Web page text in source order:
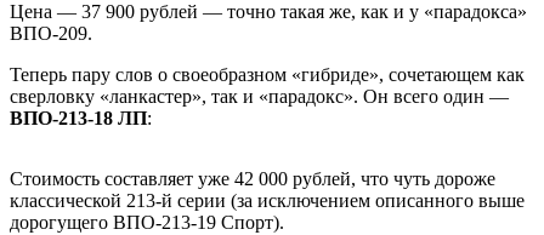
Цена — 37 900 рублей — точно такая же, как и у «парадокса»
ВПО-209.
Теперь пару слов о своеобразном «гибриде», сочетающем как
сверловку «ланкастер», так и «парадокс». Он всего один —
ВПО-213-18 ЛП:
Стоимость составляет уже 42 000 рублей, что чуть дороже
классической 213-й серии (за исключением описанного выше
дорогущего ВПО-213-19 Спорт).